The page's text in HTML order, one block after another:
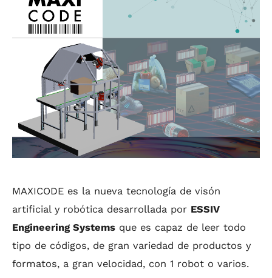
MAXICODE es la nueva tecnología de visón
artificial y robótica desarrollada por ESSIV
Engineering Systems que es capaz de leer todo
tipo de códigos, de gran variedad de productos y
formatos, a gran velocidad, con 1 robot o varios.